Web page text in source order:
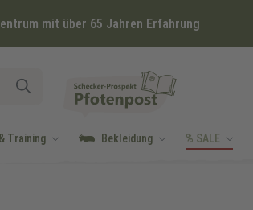
mit über 65 Jahren Erfahrung
Training Bekleidung % SALE